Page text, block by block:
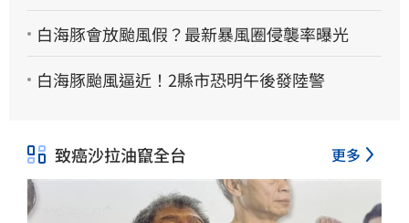
白海豚會放颱風假？最新暴風圈侵襲率曝光
白海豚颱風逼近！2縣市恐明午後發陸警
致癌沙拉油竄全台 更多